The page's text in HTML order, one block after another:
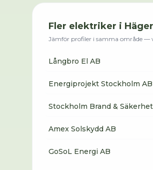
Fler elektriker i
Jämför profiler i samma område —
Långbro El AB
Energiprojekt Stockholm AB
Stockholm Brand &
Amex Solskydd AB
GoSoL Energi AB